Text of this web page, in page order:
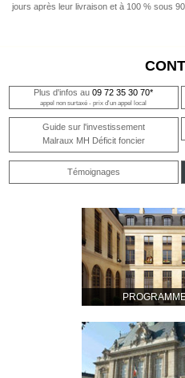
jours après leur livraison et à 100 % sous 90
Plus d'infos au 09 72 35 30 70*
appel non surtaxé - prix d'un appel local
Guide sur l'investissement
Malraux MH Déficit foncier
Témoignages